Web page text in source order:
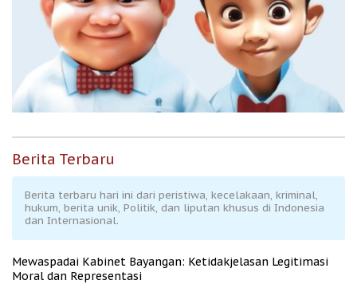
Berita Terbaru
Berita terbaru hari ini dari peristiwa, kecelakaan, kriminal,
hukum, berita unik, Politik, dan liputan khusus di Indonesia
dan Internasional.
Mewaspadai Kabinet Bayangan: Ketidakjelasan Legitimasi
Moral dan Representasi